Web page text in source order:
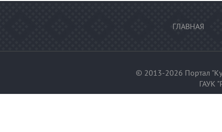
ГЛАВНАЯ
© 2013-2026 Портал
ГАУК